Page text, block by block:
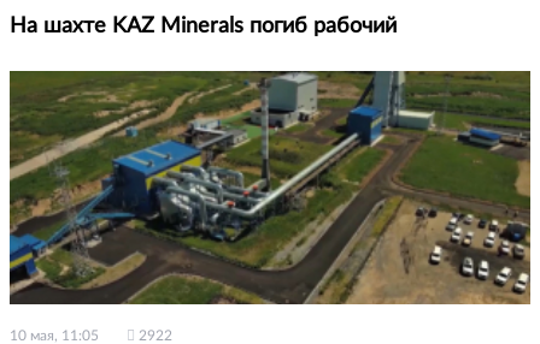
На шахте KAZ Minerals погиб рабочий
10 мая, 11:05 2922